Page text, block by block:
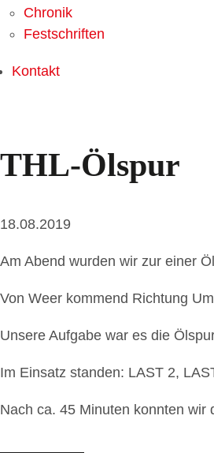
Chronik
Festschriften
Kontakt
THL-Ölspur
18.08.2019
Am Abend wurden wir zur einer
Von Weer kommend Richtung
Unsere Aufgabe war es die
Im Einsatz standen: LAST 2,
Nach ca. 45 Minuten konnten wir